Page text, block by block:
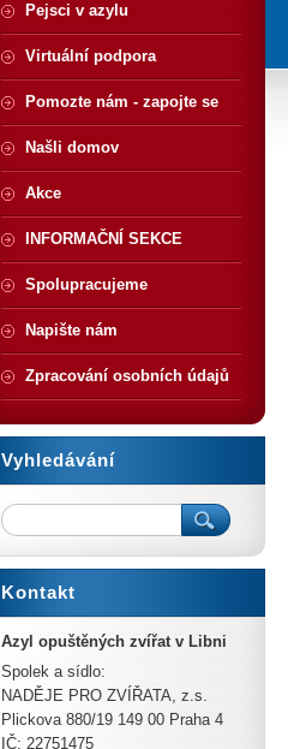
Pejsci v azylu
Virtuální podpora
Pomozte nám - zapojte se
Našli domov
Akce
INFORMAČNÍ SEKCE
Spolupracujeme
Napište nám
Zpracování osobních údajů
Vyhledávání
Kontakt
Azyl opuštěných zvířat v Libni
Spolek a sídlo:
NADĚJE PRO ZVÍŘATA, z.s.
Plickova 880/19 149 00 Praha 4
IČ: 22751475